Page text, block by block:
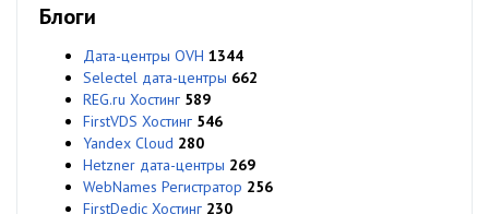
Блоги
Дата-центры OVH 1344
Selectel дата-центры 662
REG.ru Хостинг 589
FirstVDS Хостинг 546
Yandex Cloud 280
Hetzner дата-центры 269
WebNames Регистратор 256
FirstDedic Хостинг 230